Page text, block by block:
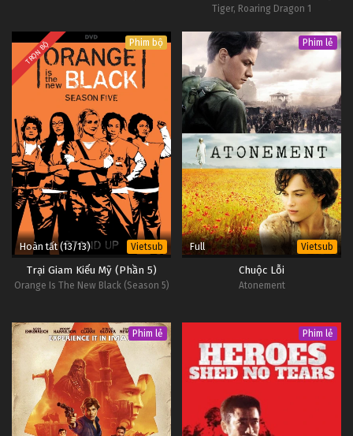
Tiger, Roaring Dragon 1
TRỌN BỘ Phim bộ
Hoàn tất (13/13) Vietsub
Trại Giam Kiểu Mỹ (Phần 5)
Orange Is The New Black (Season 5)
Phim lẻ
Full Vietsub
Chuộc Lỗi
Atonement
Phim lẻ Phim lẻ